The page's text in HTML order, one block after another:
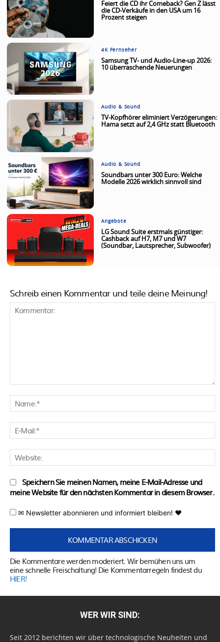
Feiert die CD ihr Comeback? Gen Z lässt
die CD-Verkäufe in den USA um 16
Prozent steigen
4K Fernseher
Samsung TV- und Audio-Line-up 2026:
10 überraschende Neuerungen
Audio & Sound
TV-Kopfhörer eliminiert Verzögerungen:
Hama setzt auf 2,4 GHz statt Bluetooth
Audio & Sound
Soundbars unter 300 Euro: Welche
Modelle 2026 wirklich sinnvoll sind
Angebote
LG Sound Suite erstmals günstiger:
Cashback auf H7, M7 und W7
(Soundbar, Lautsprecher, Subwoofer)
Schreib einen Kommentar und teile deine Meinung!
Speichern Sie meinen Namen, meine E-Mail-Adresse und
meine Website für den nächsten Kommentar in diesem Browser.
✉ Newsletter abonnieren und informiert bleiben! ♥
Die Kommentare werden moderiert. Wir bemühen uns um
eine schnelle Freischaltung! Die Kommentarregeln findest du
HIER!
WER WIR SIND:
Seit 2012 berichten wir über technologische Neuheiten und